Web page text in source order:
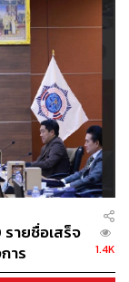
ม่คือการได้
งื่อนไขหนึ่งของ
ตำแหน่ง
ซึ่งในขณะนั้น
ได้
มของกรรมการ
ล มีมติขับ ปดิ
จ้าตัวยืนยันการ
ต่อ ส่วนพรรค
มบูรณ์
ายชื่อเสร็จ
าร
1.4K